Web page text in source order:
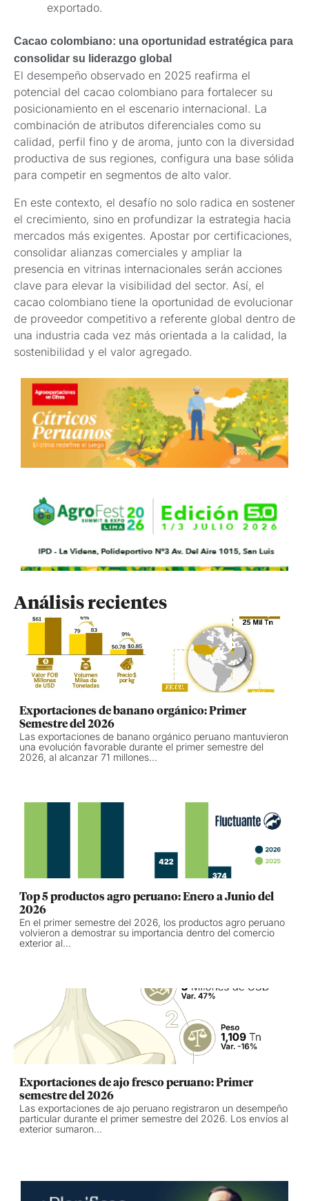
exportado.
Cacao colombiano: una oportunidad estratégica para
consolidar su liderazgo global
El desempeño observado en 2025 reafirma el
potencial del cacao colombiano para fortalecer su
posicionamiento en el escenario internacional. La
combinación de atributos diferenciales como su
calidad, perfil fino y de aroma, junto con la diversidad
productiva de sus regiones, configura una base sólida
para competir en segmentos de alto valor.
En este contexto, el desafío no solo radica en sostener
el crecimiento, sino en profundizar la estrategia hacia
mercados más exigentes. Apostar por certificaciones,
consolidar alianzas comerciales y ampliar la
presencia en vitrinas internacionales serán acciones
clave para elevar la visibilidad del sector. Así, el
cacao colombiano tiene la oportunidad de evolucionar
de proveedor competitivo a referente global dentro de
una industria cada vez más orientada a la calidad, la
sostenibilidad y el valor agregado.
Análisis recientes
Exportaciones de banano orgánico: Primer
Semestre del 2026
Las exportaciones de banano orgánico peruano mantuvieron
una evolución favorable durante el primer semestre del
2026, al alcanzar 71 millones...
Top 5 productos agro peruano: Enero a Junio del
2026
En el primer semestre del 2026, los productos agro peruano
volvieron a demostrar su importancia dentro del comercio
exterior al...
Exportaciones de ajo fresco peruano: Primer
semestre del 2026
Las exportaciones de ajo peruano registraron un desempeño
particular durante el primer semestre del 2026. Los envíos al
exterior sumaron...